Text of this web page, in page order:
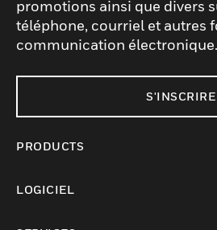
promotions ainsi que divers
téléphone, courriel et autres
communication électronique.
S'INSCRIRE
PRODUCTS
LOGICIEL